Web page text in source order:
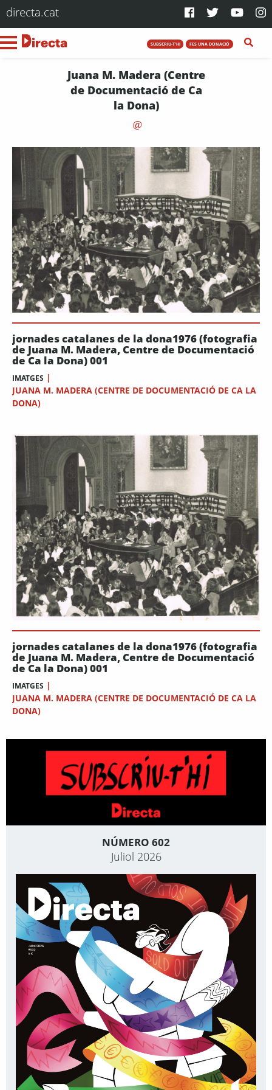
directa.cat
SUBSCRIU-T'HI FES UNA DONACIÓ
Juana M. Madera (Centre
de Documentació de Ca
la Dona)
jornades catalanes de la dona1976 (fotografia
de Juana M. Madera, Centre de Documentació
de Ca la Dona) 001
IMATGES |
JUANA M. MADERA (CENTRE DE DOCUMENTACIÓ DE CA LA
DONA)
jornades catalanes de la dona1976 (fotografia
de Juana M. Madera, Centre de Documentació
de Ca la Dona) 001
IMATGES |
JUANA M. MADERA (CENTRE DE DOCUMENTACIÓ DE CA LA
DONA)
NÚMERO 602
Juliol 2026